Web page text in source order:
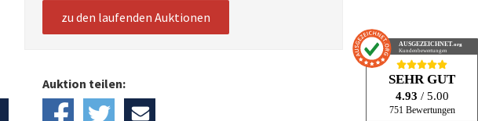
zu den laufenden Auktionen
Auktion teilen:
AUSGEZEICHNET .org
Kundenbewertungen
SEHR GUT
4.93 / 5.00
751 Bewertungen